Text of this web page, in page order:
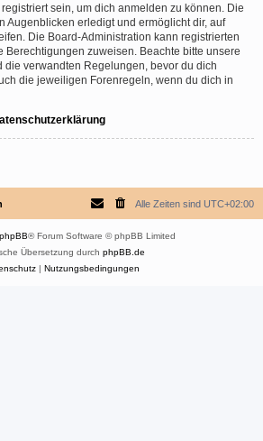
sein, um dich anmelden zu können. Die
Augenblicken erledigt und ermöglicht dir, auf
Die Board-Administration kann registrierten
Berechtigungen zuweisen. Beachte bitte unsere
die verwandten Regelungen, bevor du dich
die jeweiligen Forenregeln, wenn du dich in
Alle Zeiten sind UTC+02:00
phpBB® Forum Software © phpBB Limited
Übersetzung durch phpBB.de
| Nutzungsbedingungen